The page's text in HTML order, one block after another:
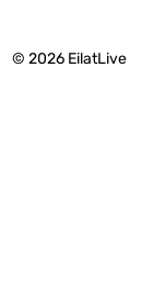
© 2026 EilatLive